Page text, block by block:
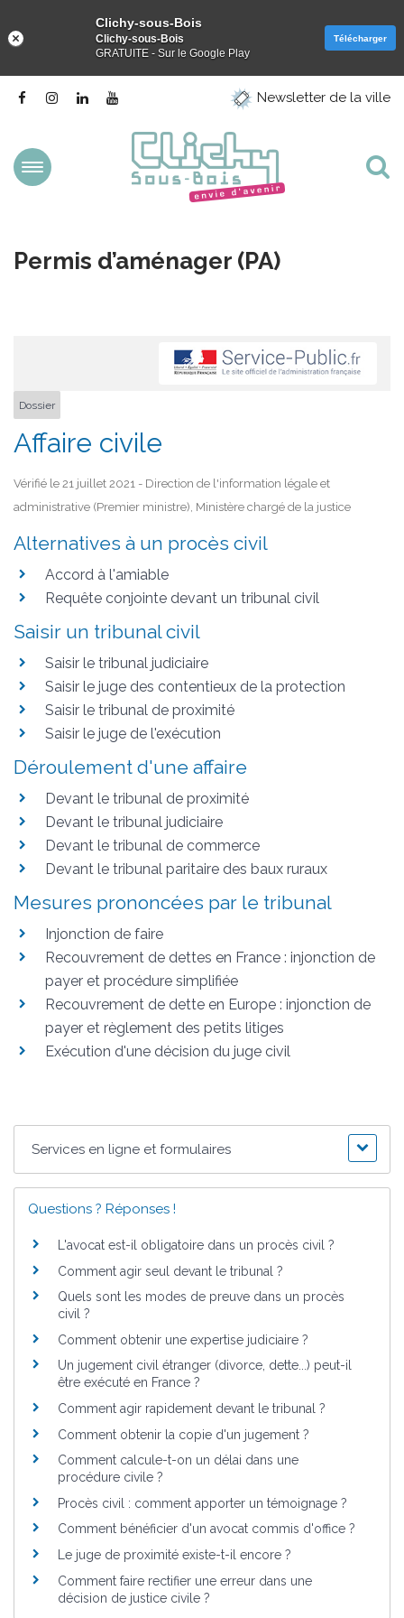
Lien
compte
Facebook
Lien
Lien
Linkedin
la
chaîne
Youtube
Newsletter de la ville
Aller
Permis d’aménager (PA)
Dossier
Affaire civile
Vérifié le 21 juillet 2021 - Direction de l'information légale et
administrative (Premier ministre), Ministère chargé de la justice
Alternatives à un procès civil
Accord à l'amiable
Requête conjointe devant un tribunal civil
Saisir un tribunal civil
Saisir le tribunal judiciaire
Saisir le juge des contentieux de la protection
Saisir le tribunal de proximité
Saisir le juge de l'exécution
Déroulement d'une affaire
Devant le tribunal de proximité
Devant le tribunal judiciaire
Devant le tribunal de commerce
Devant le tribunal paritaire des baux ruraux
Mesures prononcées par le tribunal
Injonction de faire
Recouvrement de dettes en France : injonction de
payer et procédure simplifiée
Recouvrement de dette en Europe : injonction de
payer et règlement des petits litiges
Exécution d'une décision du juge civil
Services en ligne et formulaires
Questions ? Réponses !
L'avocat est-il obligatoire dans un procès civil ?
Comment agir seul devant le tribunal ?
Quels sont les modes de preuve dans un procès
civil ?
Comment obtenir une expertise judiciaire ?
Un jugement civil étranger (divorce, dette...) peut-il
être exécuté en France ?
Comment agir rapidement devant le tribunal ?
Comment obtenir la copie d'un jugement ?
Comment calcule-t-on un délai dans une
procédure civile ?
Procès civil : comment apporter un témoignage ?
Comment bénéficier d'un avocat commis d'office ?
Le juge de proximité existe-t-il encore ?
Comment faire rectifier une erreur dans une
décision de justice civile ?
Clichy-sous-Bois
Clichy-sous-Bois
GRATUITE - Sur le Google Play
Télécharger